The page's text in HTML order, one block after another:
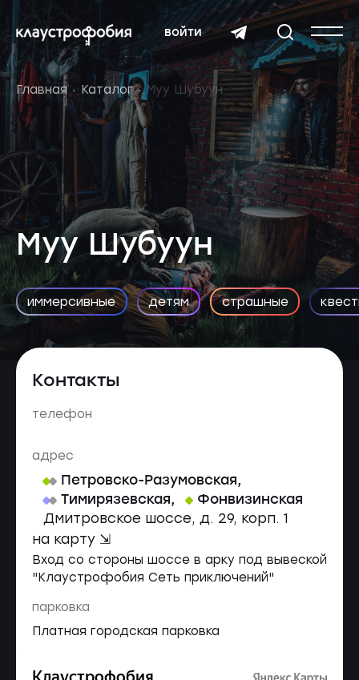
войти
Главная Каталог Муу Шубуун
Муу Шубуун
иммерсивные детям страшные
Контакты
телефон
адрес
Петровско-Разумовская,
Тимирязевская, Фонвизинская
Дмитровское шоссе, д. 29, корп. 1
на карту ⇲
Вход со стороны шоссе в арку под вывеской
"Клаустрофобия Сеть приключений"
парковка
Платная городская парковка